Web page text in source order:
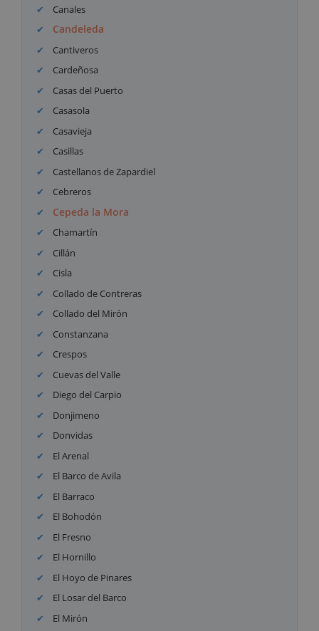
Canales
Candeleda
Cantiveros
Cardeñosa
Casas del Puerto
Casasola
Casavieja
Casillas
Castellanos de Zapardiel
Cebreros
Cepeda la Mora
Chamartín
Cillán
Cisla
Collado de Contreras
Collado del Mirón
Constanzana
Crespos
Cuevas del Valle
Diego del Carpio
Donjimeno
Donvidas
El Arenal
El Barco de Avila
El Barraco
El Bohodón
El Fresno
El Hornillo
El Hoyo de Pinares
El Losar del Barco
El Mirón